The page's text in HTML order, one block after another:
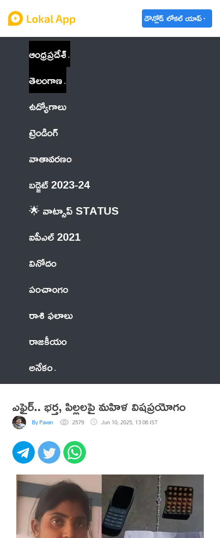
డౌన్లోడ్ లోకల్ యాప్
ఆంధ్రప్రదేశ్
తెలంగాణ
ఉద్యోగాలు
ట్రెండింగ్
వాతావరణం
బడ్జెట్ 2023-24
🌟 వాట్సాప్ STATUS
ఐపీఎల్ 2021
వినోదం
పంచాంగం
రాశి ఫలాలు
రాజకీయం
అనేకం
ఎఫైర్.. భర్త, పిల్లలపై మహిళ విషప్రయోగం
By Pavan 2579 Jun 10, 2025, 13:06 IST